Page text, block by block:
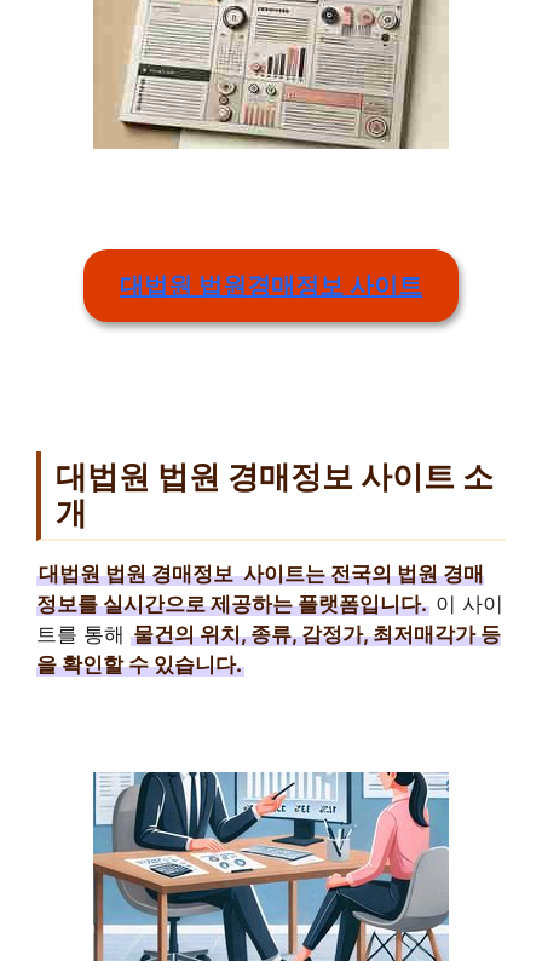
대법원 법원경매정보 사이트
대법원 법원 경매정보 사이트 소
개
대법원 법원 경매정보 사이트는 전국의 법원 경매
정보를 실시간으로 제공하는 플랫폼입니다. 이 사이
트를 통해 물건의 위치, 종류, 감정가, 최저매각가 등
을 확인할 수 있습니다.